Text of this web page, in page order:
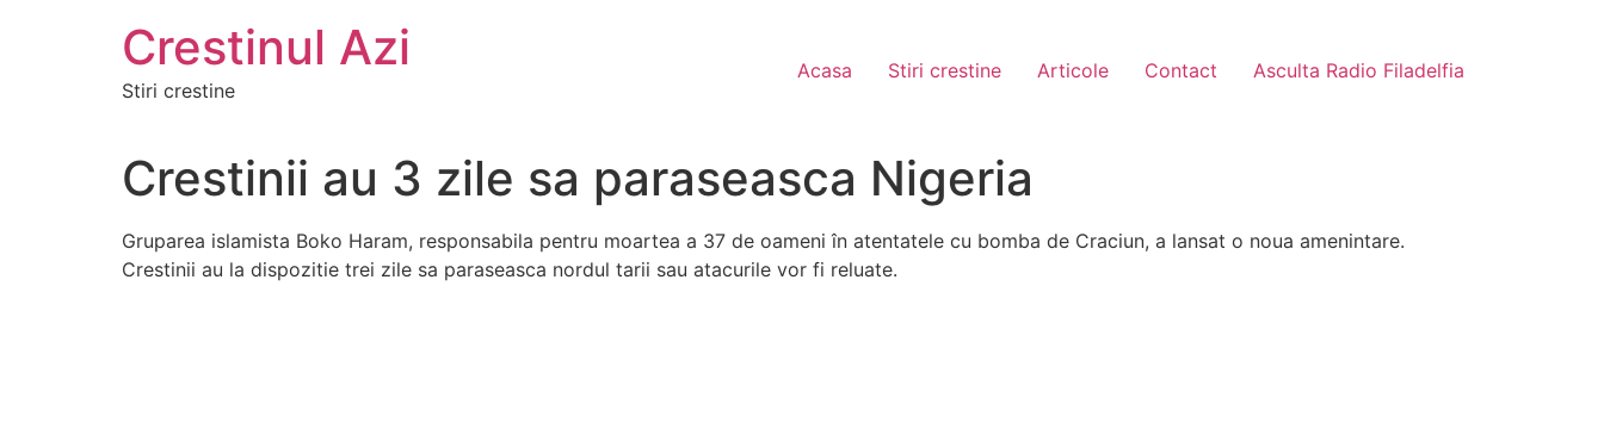
Crestinul Azi
Stiri crestine
Acasa Stiri crestine Articole Contact Asculta Radio Filadelfia
Crestinii au 3 zile sa paraseasca Nigeria
Gruparea islamista Boko Haram, responsabila pentru moartea a 37 de oameni în atentatele cu bomba de Craciun, a lansat o noua amenintare.
Crestinii au la dispozitie trei zile sa paraseasca nordul tarii sau atacurile vor fi reluate.